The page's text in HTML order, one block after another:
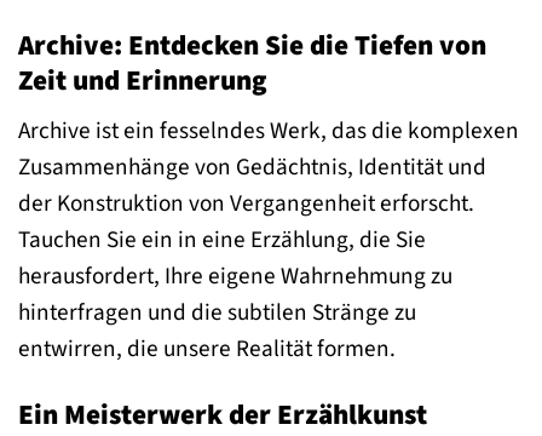
Archive: Entdecken Sie die Tiefen von
Zeit und Erinnerung
Archive ist ein fesselndes Werk, das die komplexen
Zusammenhänge von Gedächtnis, Identität und
der Konstruktion von Vergangenheit erforscht.
Tauchen Sie ein in eine Erzählung, die Sie
herausfordert, Ihre eigene Wahrnehmung zu
hinterfragen und die subtilen Stränge zu
entwirren, die unsere Realität formen.
Ein Meisterwerk der Erzählkunst